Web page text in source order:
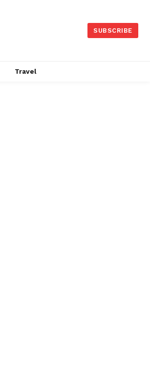
SUBSCRIBE
Travel